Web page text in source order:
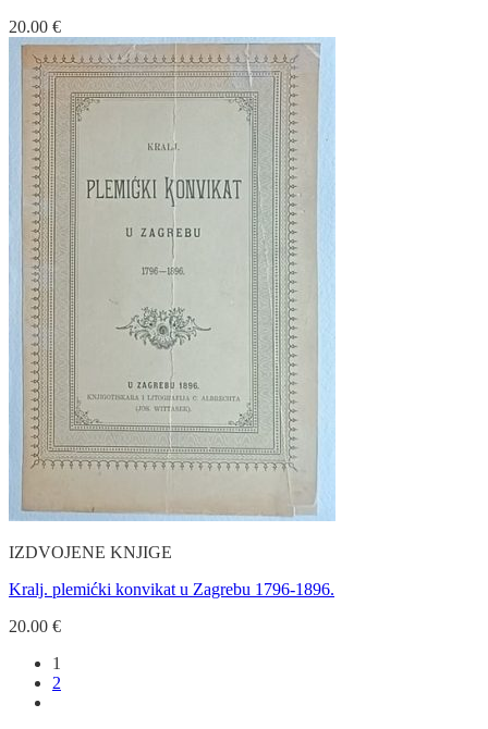
20.00 €
IZDVOJENE KNJIGE
Kralj. plemićki konvikat u Zagrebu 1796-1896.
20.00 €
1
2